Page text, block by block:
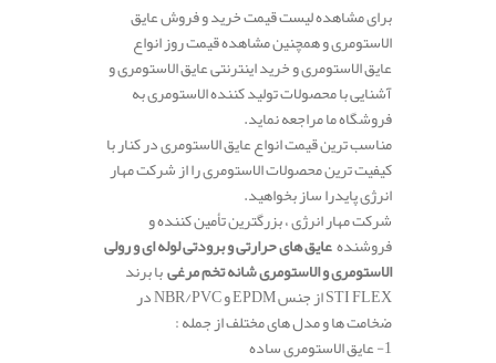
برای مشاهده لیست قیمت خرید و فروش عایق
الاستومری و همچنین مشاهده قیمت روز انواع
عایق الاستومری و خرید اینترنتی عایق الاستومری و
آشنایی با محصولات تولید کننده الاستومری به
فروشگاه ما مراجعه نماید.
مناسب ترین قیمت انواع عایق الاستومری در کنار با
کیفیت ترین محصولات الاستومری را از شرکت مهار
انرژی پایدرا ساز بخواهید.
شرکت مهار انرژی ، بزرگترین تأمین کننده و
فروشندهعایق های حرارتی و برودتی لوله ای و رولی
الاستومری و الاستومری شانه تخم مرغیبا برند
STI FLEX از جنس EPDM و NBR/PVC در
ضخامت ها و مدل های مختلف از جمله :
1- عایق الاستومری ساده